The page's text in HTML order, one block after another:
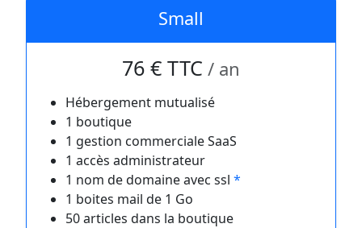
Small
76 € TTC / an
Hébergement mutualisé
1 boutique
1 gestion commerciale SaaS
1 accès administrateur
1 nom de domaine avec ssl *
1 boites mail de 1 Go
50 articles dans la boutique